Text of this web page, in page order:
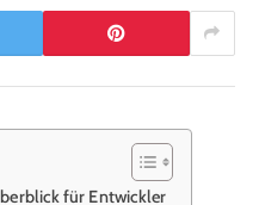
für Entwickler